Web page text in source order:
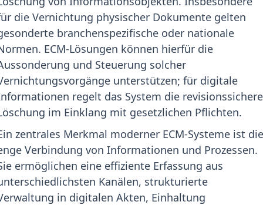
die Vernichtung physischer Dokumente gelten
branchenspezifische oder nationale
ECM-Lösungen können hierfür die
und Steuerung solcher
unterstützen; für digitale
regelt das System die revisionssichere
im Einklang mit gesetzlichen Pflichten.
zentrales Merkmal moderner ECM-Systeme ist
Verbindung von Informationen und Prozessen.
ermöglichen eine effiziente Erfassung aus
Kanälen, strukturierte
in digitalen Akten, Einhaltung